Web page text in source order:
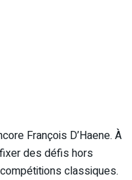
François D’Haene. À
des défis hors
classiques.